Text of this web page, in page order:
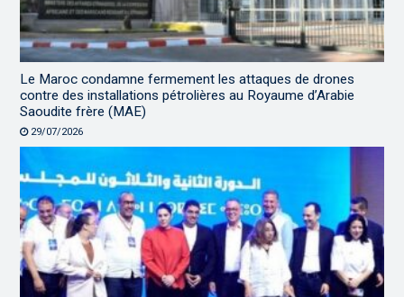
Le Maroc condamne fermement les attaques de drones
contre des installations pétrolières au Royaume d’Arabie
Saoudite frère (MAE)
29/07/2026